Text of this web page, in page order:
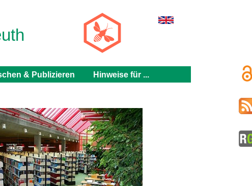
& Publizieren Hinweise für ...